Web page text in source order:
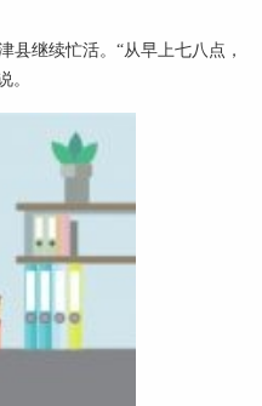
县继续忙活。“从早上七八点，
。